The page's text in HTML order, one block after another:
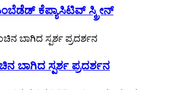
ಕೆಪ್ಯಾಸಿಟಿವ್ ಸ್ಕ್ರೀನ್
ಬಾಗಿದ ಸ್ಪರ್ಶ ಪ್ರದರ್ಶನ